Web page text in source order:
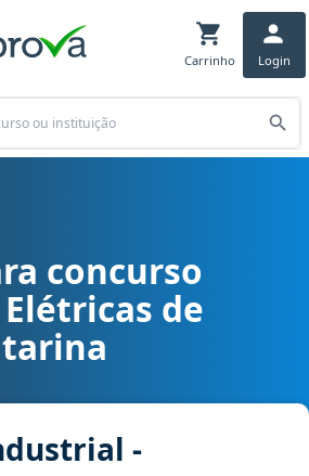
Carrinho Login
- Centrais Elétricas de Santa
concurso
de
-